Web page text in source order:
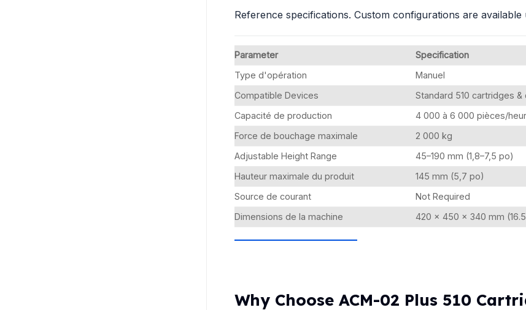
Reference specifications. Custom configurations are available
Parameter
Specification
Type d'opération
Manuel
Compatible Devices
Standard 510 cartridges
Capacité de production
4 000 à 6 000 pièces/
Force de bouchage maximale
2 000 kg
Adjustable Height Range
45–190 mm (1,8–7,5 po)
Hauteur maximale du produit
145 mm (5,7 po)
Source de courant
Not Required
Dimensions de la machine
420 × 450 × 340 mm (16.5
Why Choose ACM-02 Plus 510